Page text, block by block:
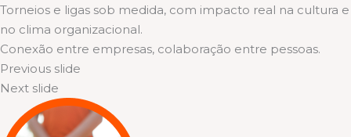
Torneios e ligas sob medida, com impacto real na cultura e
no clima organizacional.
Conexão entre empresas, colaboração entre pessoas.
Previous slide
Next slide